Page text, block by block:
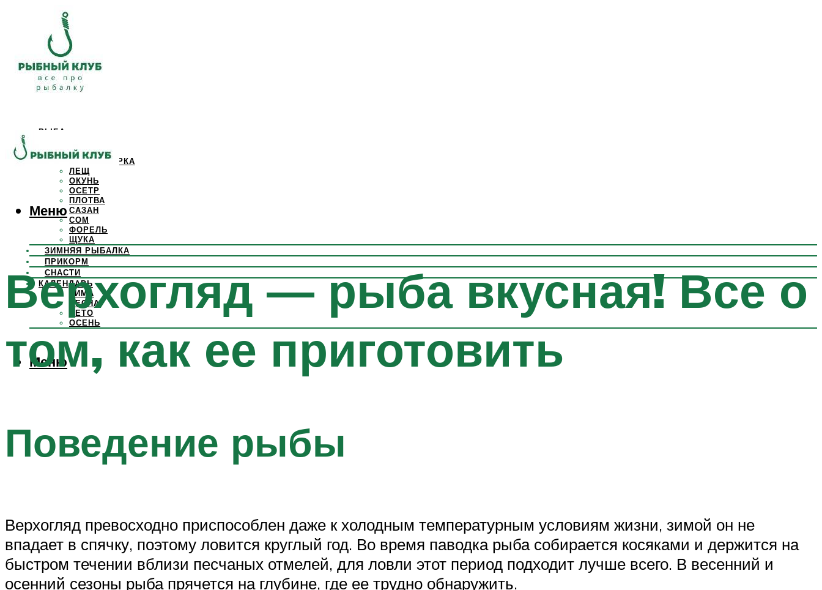
РЫБА
КАРП
КРАСНОПЕРКА
ЛЕЩ
ОКУНЬ
ОСЕТР
ПЛОТВА
САЗАН
СОМ
ФОРЕЛЬ
ЩУКА
ЗИМНЯЯ РЫБАЛКА
ПРИКОРМ
СНАСТИ
КАЛЕНДАРЬ
ЗИМА
ВЕСНА
ЛЕТО
ОСЕНЬ
Меню
Меню
Верхогляд — рыба вкусная! Все о
том, как ее приготовить
Поведение рыбы
Верхогляд превосходно приспособлен даже к холодным температурным условиям жизни, зимой он не
впадает в спячку, поэтому ловится круглый год. Во время паводка рыба собирается косяками и держится на
быстром течении вблизи песчаных отмелей, для ловли этот период подходит лучше всего. В весенний и
осенний сезоны рыба прячется на глубине, где ее трудно обнаружить.